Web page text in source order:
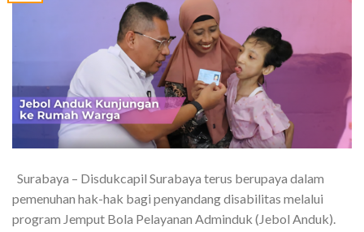
Surabaya – Disdukcapil Surabaya terus berupaya dalam
pemenuhan hak-hak bagi penyandang disabilitas melalui
program Jemput Bola Pelayanan Adminduk (Jebol Anduk).